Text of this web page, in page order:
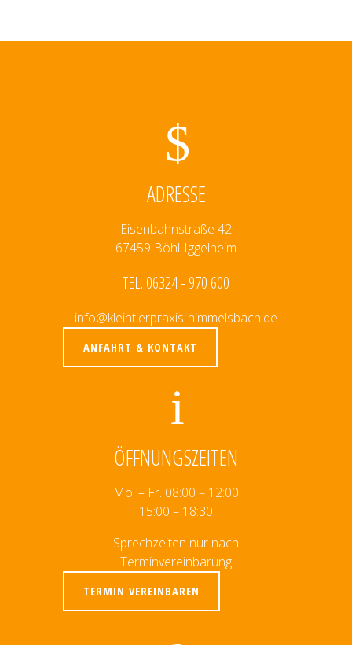
ADRESSE
Eisenbahnstraße 42
67459 Böhl-Iggelheim
TEL. 06324 - 970 600
info@kleintierpraxis-himmelsbach.de
ANFAHRT & KONTAKT
ÖFFNUNGSZEITEN
Mo. – Fr. 08:00 – 12:00
15:00 – 18:30
Sprechzeiten nur nach
Terminvereinbarung
TERMIN VEREINBAREN